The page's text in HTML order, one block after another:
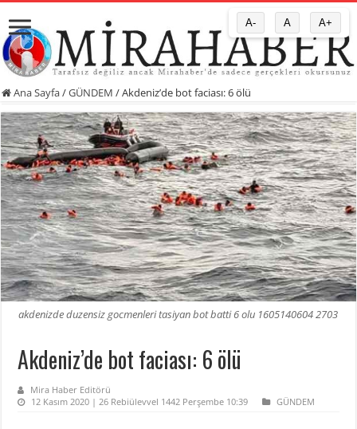
Ana Sayfa/GÜNDEM /Akdeniz’de bot faciası: 6 ölü
akdenizde duzensiz gocmenleri tasiyan bot batti 6 olu 1605140604 2703
Akdeniz’de bot faciası: 6 ölü
Mira Haber Editörü
12 Kasım 2020 | 26 Rebiülevvel 1442 Perşembe 10:39
GÜNDEM
A- A A+